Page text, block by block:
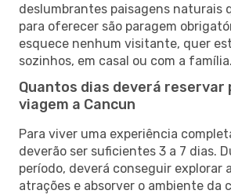
deslumbrantes paisagens naturais
para oferecer são paragem
esquece nenhum visitante, quer
sozinhos, em casal ou com a família.
Quantos dias deverá reservar
viagem a Cancun
Para viver uma experiência
deverão ser suficientes 3 a 7 dias.
período, deverá conseguir explorar
atrações e absorver o ambiente da